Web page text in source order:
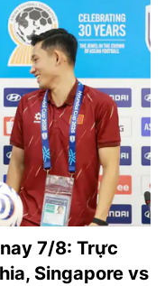
7/8: Trực
Singapore vs